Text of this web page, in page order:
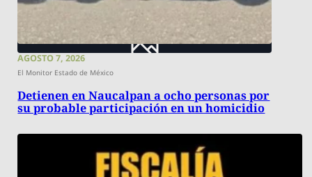
AGOSTO 7, 2026
El Monitor Estado de México
Detienen en Naucalpan a ocho personas por
su probable participación en un homicidio